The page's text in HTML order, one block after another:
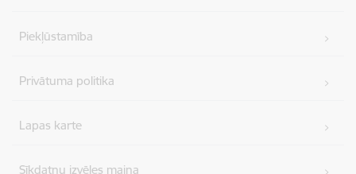
Piekļūstamība
Privātuma politika
Lapas karte
Sīkdatņu izvēles maiņa